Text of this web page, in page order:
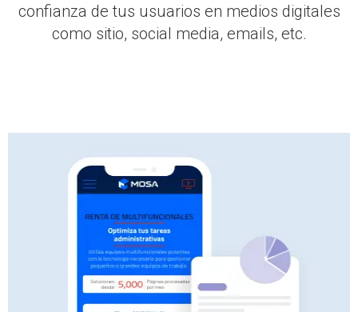
confianza de tus usuarios en medios digitales
como sitio, social media, emails, etc.